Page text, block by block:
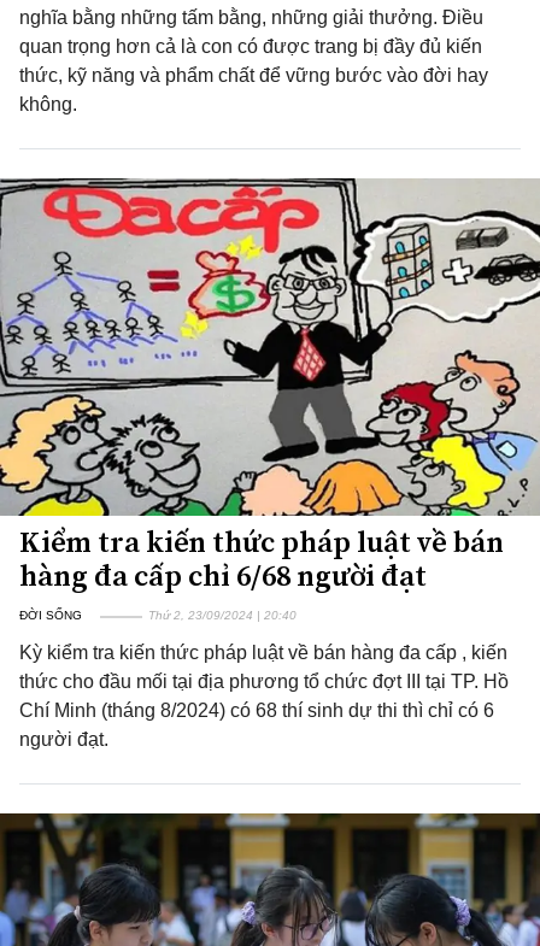
nghĩa bằng những tấm bằng, những giải thưởng. Điều
quan trọng hơn cả là con có được trang bị đầy đủ kiến
thức, kỹ năng và phẩm chất để vững bước vào đời hay
không.
Kiểm tra kiến thức pháp luật về bán
hàng đa cấp chỉ 6/68 người đạt
ĐỜI SỐNG Thứ 2, 23/09/2024 | 20:40
Kỳ kiểm tra kiến thức pháp luật về bán hàng đa cấp , kiến
thức cho đầu mối tại địa phương tổ chức đợt III tại TP. Hồ
Chí Minh (tháng 8/2024) có 68 thí sinh dự thi thì chỉ có 6
người đạt.